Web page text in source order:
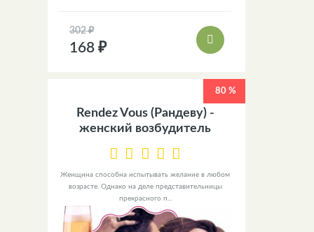
302 ₽
168 ₽
80 %
Rendez Vous (Рандеву) -
женский возбудитель
Женщина способна испытывать желание в любом
возрасте. Однако на деле представительницы
прекрасного п...